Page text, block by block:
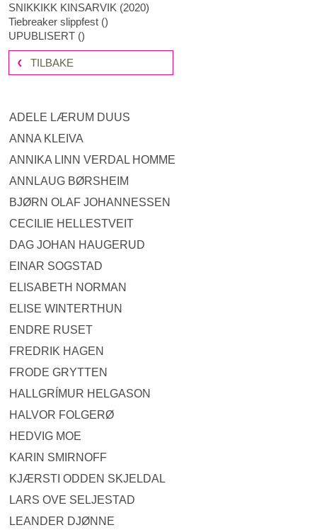
ADELE LÆRUM DUUS
ANNA KLEIVA
ANNIKA LINN VERDAL HOMME
ANNLAUG BØRSHEIM
BJØRN OLAF JOHANNESSEN
CECILIE HELLESTVEIT
DAG JOHAN HAUGERUD
EINAR SOGSTAD
ELISABETH NORMAN
ELISE WINTERTHUN
ENDRE RUSET
FREDRIK HAGEN
FRODE GRYTTEN
HALLGRÍMUR HELGASON
HALVOR FOLGERØ
HEDVIG MOE
KARIN SMIRNOFF
KJÆRSTI ODDEN SKJELDAL
LARS OVE SELJESTAD
LEANDER DJØNNE
SNIKKIKK KINSARVIK (2020)
Tiebreaker slippfest ()
UPUBLISERT ()
TILBAKE